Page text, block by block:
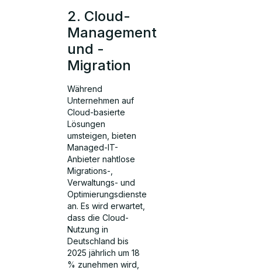
2. Cloud-
Management
und -
Migration
Während
Unternehmen auf
Cloud-basierte
Lösungen
umsteigen, bieten
Managed-IT-
Anbieter nahtlose
Migrations-,
Verwaltungs- und
Optimierungsdienste
an. Es wird erwartet,
dass die Cloud-
Nutzung in
Deutschland bis
2025 jährlich um 18
% zunehmen wird,